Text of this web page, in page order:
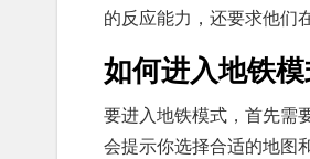
的反应能力，还要求他们
如何进入地铁模
要进入地铁模式，首先需
会提示你选择合适的地图